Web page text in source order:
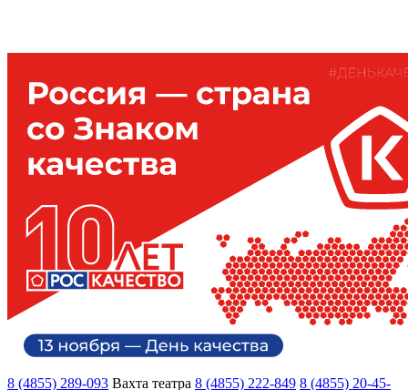
8 (4855) 289-093 Вахта театра 8 (4855) 222-849 8 (4855) 20-45-